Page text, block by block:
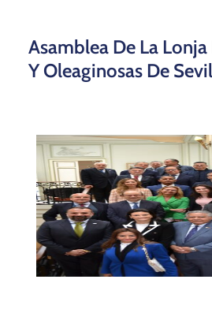
Asamblea De La Lonja
Y Oleaginosas De